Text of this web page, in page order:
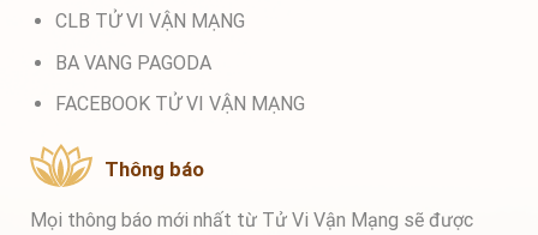
CLB TỬ VI VẬN MẠNG
BA VANG PAGODA
FACEBOOK TỬ VI VẬN MẠNG
Thông báo
Mọi thông báo mới nhất từ Tử Vi Vận Mạng sẽ được